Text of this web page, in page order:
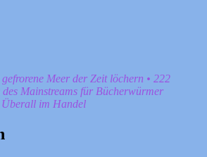
Meer der Zeit löchern • 222
des Mainstreams für Bücherwürmer
Überall im Handel